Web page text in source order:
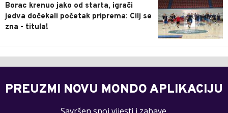
Borac krenuo jako od starta, igrači
jedva dočekali početak priprema: Cilj se
zna - titula!
PREUZMI NOVU MONDO APLIKACIJU